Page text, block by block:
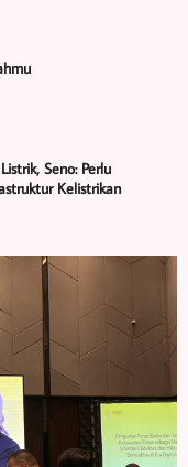
Seno: Perlu
Kelistrikan